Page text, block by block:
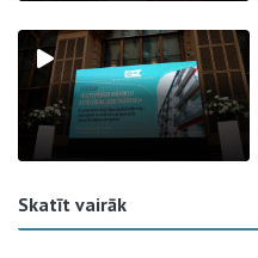
Skatīt vairāk